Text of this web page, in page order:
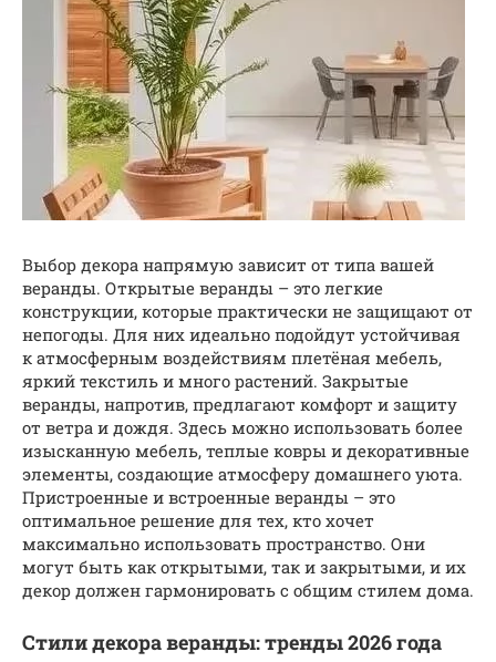
Выбор декора напрямую зависит от типа вашей
веранды. Открытые веранды – это легкие
конструкции, которые практически не защищают от
непогоды. Для них идеально подойдут устойчивая
к атмосферным воздействиям плетёная мебель,
яркий текстиль и много растений. Закрытые
веранды, напротив, предлагают комфорт и защиту
от ветра и дождя. Здесь можно использовать более
изысканную мебель, теплые ковры и декоративные
элементы, создающие атмосферу домашнего уюта.
Пристроенные и встроенные веранды – это
оптимальное решение для тех, кто хочет
максимально использовать пространство. Они
могут быть как открытыми, так и закрытыми, и их
декор должен гармонировать с общим стилем дома.
Стили декора веранды: тренды 2026 года